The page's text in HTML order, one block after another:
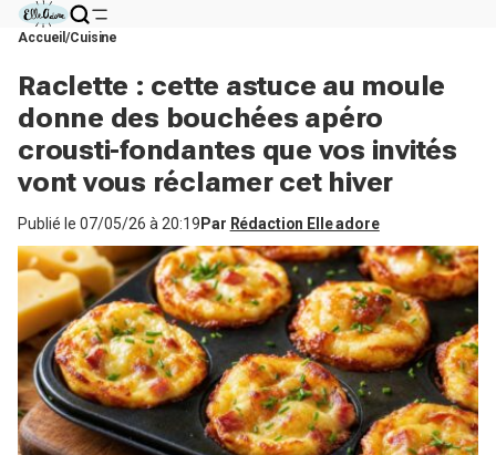
Accueil Cuisine
Raclette : cette astuce au moule
donne des bouchées apéro
crousti-fondantes que vos invités
vont vous réclamer cet hiver
Publié le 07/05/26 à 20:19 Par Rédaction Elle adore